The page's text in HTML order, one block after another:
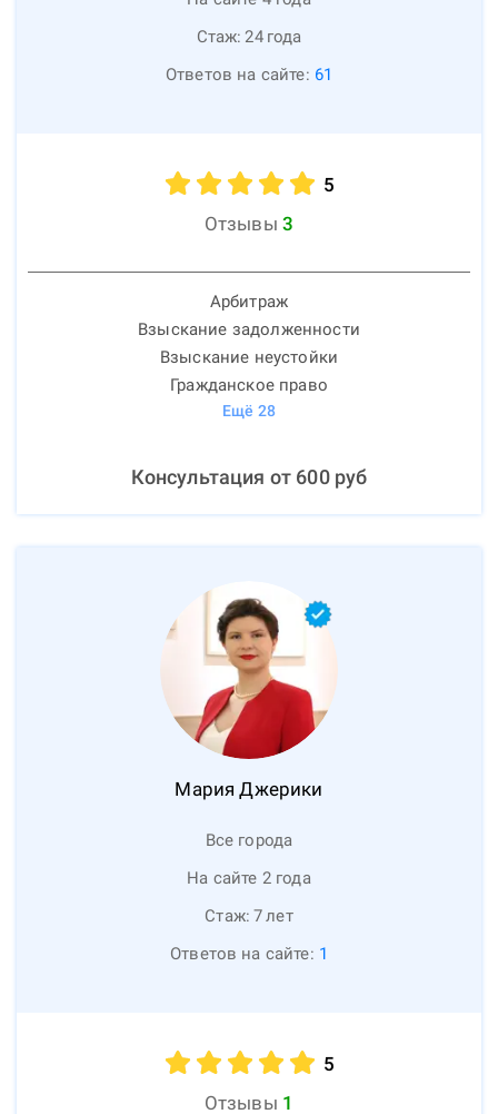
Стаж: 24 года
Ответов на сайте: 61
5
Отзывы 3
Арбитраж
Взыскание задолженности
Взыскание неустойки
Гражданское право
Ещё 28
Консультация от 600руб
Мария Джерики
Все города
На сайте 2 года
Стаж: 7лет
Ответов на сайте: 1
5
Отзывы 1